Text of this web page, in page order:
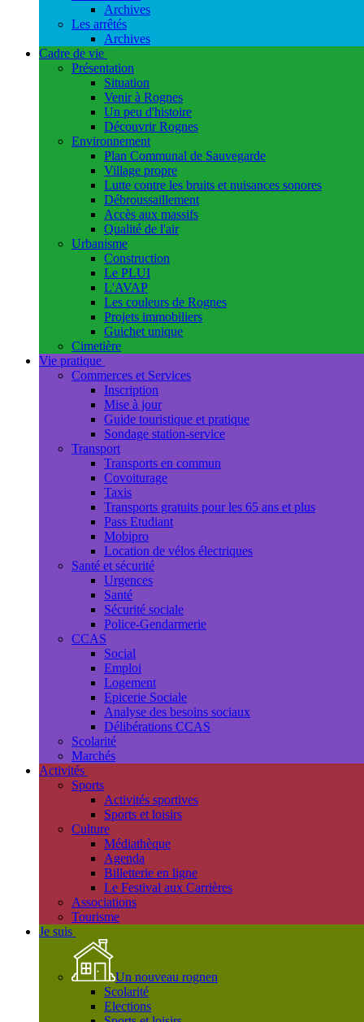
Archives
Les arrêtés
Archives
Cadre de vie
Présentation
Situation
Venir à Rognes
Un peu d'histoire
Découvrir Rognes
Environnement
Plan Communal de Sauvegarde
Village propre
Lutte contre les bruits et nuisances sonores
Débroussaillement
Accès aux massifs
Qualité de l'air
Urbanisme
Construction
Le PLUI
L'AVAP
Les couleurs de Rognes
Projets immobiliers
Guichet unique
Cimetière
Vie pratique
Commerces et Services
Inscription
Mise à jour
Guide touristique et pratique
Sondage station-service
Transport
Transports en commun
Covoiturage
Taxis
Transports gratuits pour les 65 ans et plus
Pass Etudiant
Mobipro
Location de vélos électriques
Santé et sécurité
Urgences
Santé
Sécurité sociale
Police-Gendarmerie
CCAS
Social
Emploi
Logement
Epicerie Sociale
Analyse des besoins sociaux
Délibérations CCAS
Scolarité
Marchés
Activités
Sports
Activités sportives
Sports et loisirs
Culture
Médiathèque
Agenda
Billetterie en ligne
Le Festival aux Carrières
Associations
Tourisme
Je suis
Un nouveau rognen
Scolarité
Elections